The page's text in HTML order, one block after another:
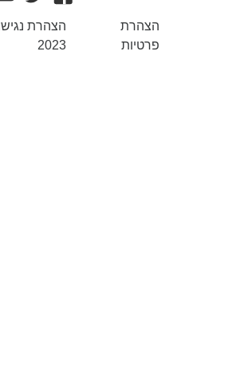
הצהרת
פרטיות
הצהרת נגישות
2023